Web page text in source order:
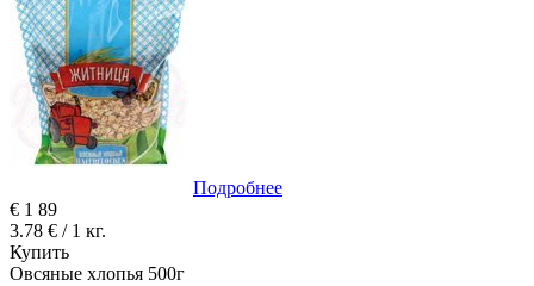
Подробнее
€ 1 89
3.78 € / 1 кг.
Купить
Овсяные хлопья 500г